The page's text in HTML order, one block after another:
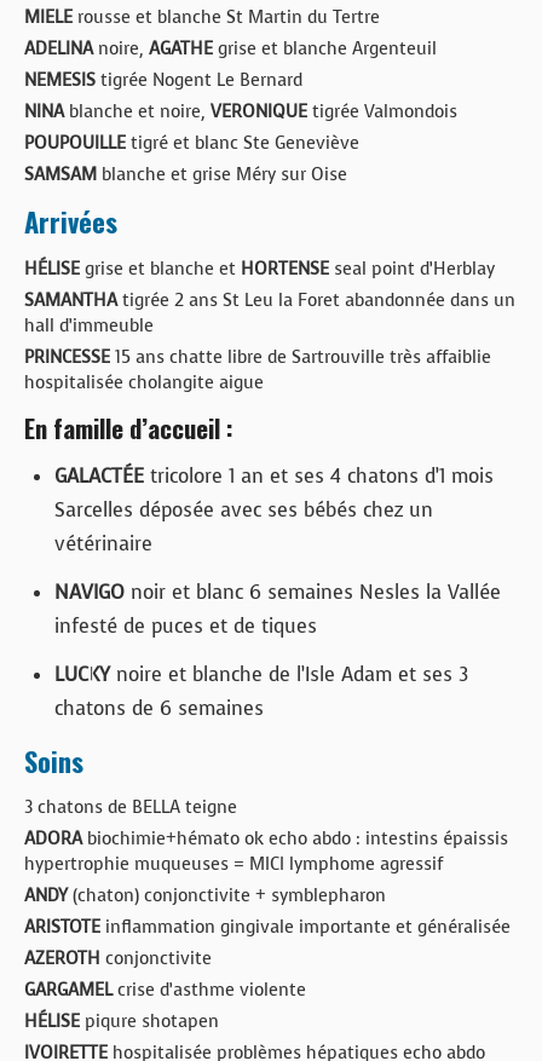
MIELE rousse et blanche St Martin du Tertre
ADELINA noire, AGATHE grise et blanche Argenteuil
NEMESIS tigrée Nogent Le Bernard
NINA blanche et noire, VERONIQUE tigrée Valmondois
POUPOUILLE tigré et blanc Ste Geneviève
SAMSAM blanche et grise Méry sur Oise
Arrivées
HÉLISE grise et blanche et HORTENSE seal point d’Herblay
SAMANTHAtigrée 2 ans St Leu la Foret abandonnée dans un
hall d’immeuble
PRINCESSE 15 ans chatte libre de Sartrouville très affaiblie
hospitalisée cholangite aigue
En famille d’accueil :
GALACTÉE tricolore 1 an et ses 4 chatons d’1 mois
Sarcelles déposée avec ses bébés chez un
vétérinaire
NAVIGO noir et blanc 6 semaines Nesles la Vallée
infesté de puces et de tiques
LUCKY noire et blanche de l’Isle Adam et ses 3
chatons de 6 semaines
Soins
3 chatons de BELLA teigne
ADORA biochimie+hémato ok echo abdo : intestins épaissis
hypertrophie muqueuses = MICI lymphome agressif
ANDY(chaton) conjonctivite + symblepharon
ARISTOTE inflammation gingivale importante et généralisée
AZEROTH conjonctivite
GARGAMELcrise d’asthme violente
HÉLISE piqure shotapen
IVOIRETTE hospitalisée problèmes hépatiques echo abdo